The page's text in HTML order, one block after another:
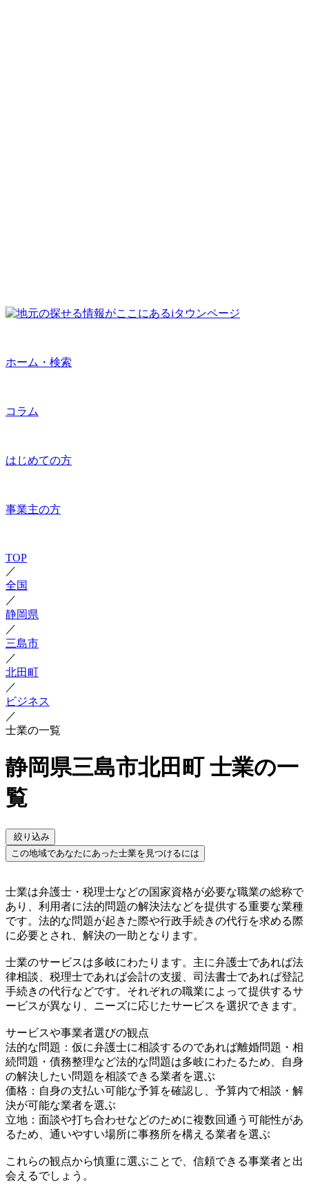
ホーム・検索
コラム
はじめての方
事業主の方
TOP
／
全国
／
静岡県
／
三島市
／
北田町
／
ビジネス
／
士業の一覧
静岡県三島市北田町 士業の一
覧
絞り込み
この地域であなたにあった士業を見つけるには
士業は弁護士・税理士などの国家資格が必要な職業の総称で
あり、利用者に法的問題の解決法などを提供する重要な業種
です。法的な問題が起きた際や行政手続きの代行を求める際
に必要とされ、解決の一助となります。
士業のサービスは多岐にわたります。主に弁護士であれば法
律相談、税理士であれば会計の支援、司法書士であれば登記
手続きの代行などです。それぞれの職業によって提供するサ
ービスが異なり、ニーズに応じたサービスを選択できます。
サービスや事業者選びの観点
法的な問題：仮に弁護士に相談するのであれば離婚問題・相
続問題・債務整理など法的な問題は多岐にわたるため、自身
の解決したい問題を相談できる業者を選ぶ
価格：自身の支払い可能な予算を確認し、予算内で相談・解
決が可能な業者を選ぶ
立地：面談や打ち合わせなどのために複数回通う可能性があ
るため、通いやすい場所に事務所を構える業者を選ぶ
これらの観点から慎重に選ぶことで、信頼できる事業者と出
会えるでしょう。